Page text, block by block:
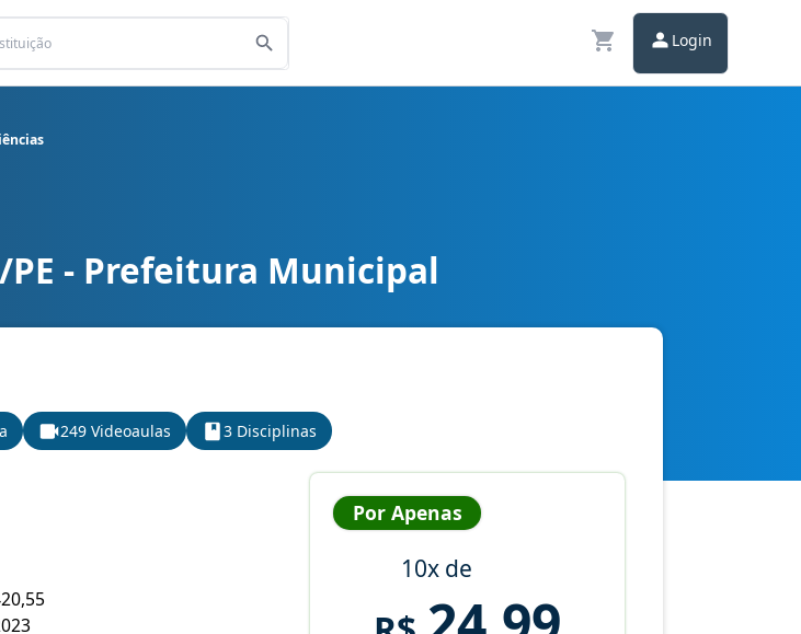
Login
Ciências- Prefeitura Municipal
249 Videoaulas 3 Disciplinas
Por Apenas
10x de